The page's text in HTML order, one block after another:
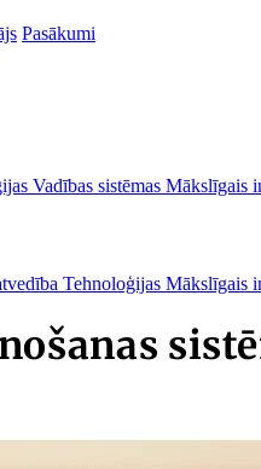
Pasākumi
Vadības sistēmas Mākslīgais
Tehnoloģijas Mākslīgais